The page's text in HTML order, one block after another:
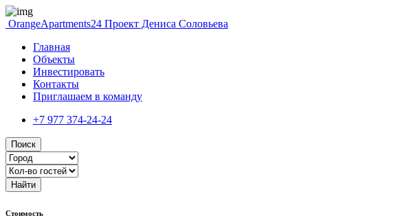
OrangeApartments24 Проект Дениса Соловьева
Главная
Объекты
Инвестировать
Контакты
Приглашаем в команду
+7 977 374-24-24
Поиск
Найти
Стоимость